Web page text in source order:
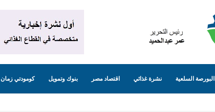
البورصة السلعية نشرة غذائي اقتصاد مصر بنوك وتمويل كومودتي زمان